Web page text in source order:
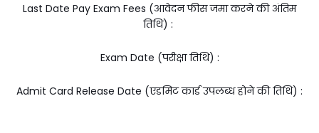
Last Date Pay Exam Fees (आवेदन फीस जमा करने की अंतिम
तिथि) :
Exam Date (परीक्षा तिथि) :
Admit Card Release Date (एडमिट कार्ड उपलब्ध होने की तिथि) :